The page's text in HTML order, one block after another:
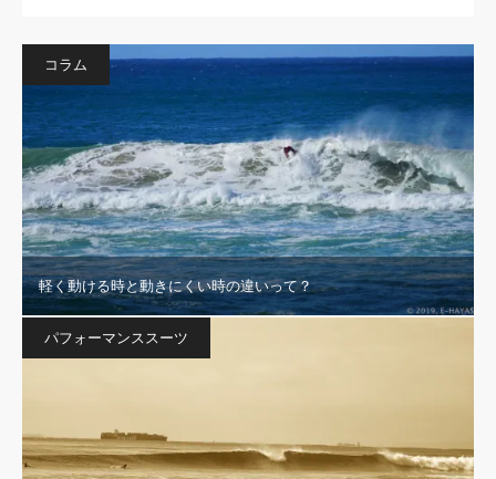
コラム
軽く動ける時と動きにくい時の違いって？
パフォーマンススーツ